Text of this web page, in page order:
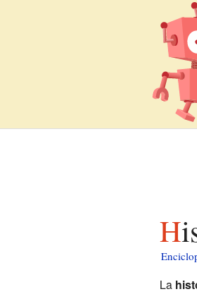
La